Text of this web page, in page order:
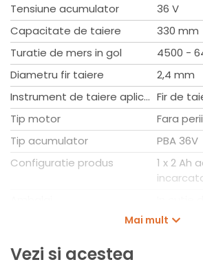
Sistem fir de taiere: Pro-Tap
Diametru de taiere (fir): 33 cm
Grosime fir: 2,4 mm
Compatibilitate acumulator: 36V POWER
Bobina, lungime fir: 3 m
Dimensiuni scula (L x l x I): 1620 x 426 x
Greutate: 4,0 kg
Tensiune acumulator
36 V
Capacitate de taiere
330 mm
Turatie de mers in gol
4500 -
Diametru fir taiere
2,4 mm
Instrument de taiere aplicabil Fir de
Tip motor
Fara
Tip acumulator
PBA 36V
Configuratie produs
1 x 2 Ah
1.620 mm
Latime
Mai mult
Vezi si acestea